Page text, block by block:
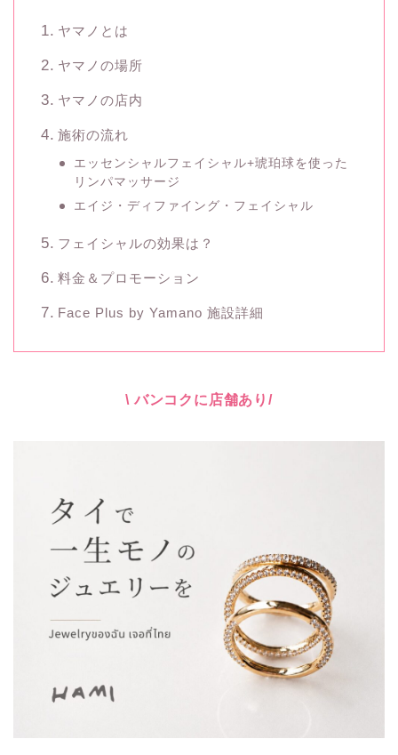
ヤマノとは
ヤマノの場所
ヤマノの店内
施術の流れ
エッセンシャルフェイシャル+琥珀球を使った
リンパマッサージ
エイジ・ディファイング・フェイシャル
フェイシャルの効果は？
料金＆プロモーション
Face Plus by Yamano 施設詳細
\ バンコクに店舗あり/